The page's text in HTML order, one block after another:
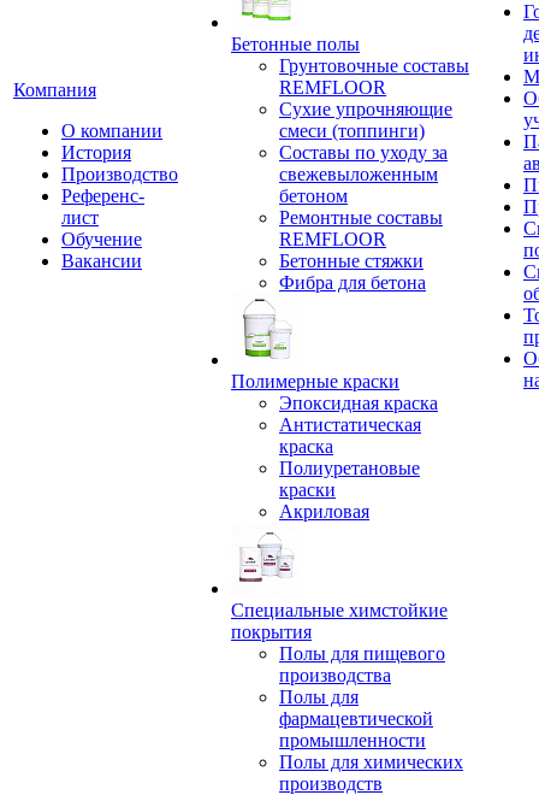
Компания
О компании
История
Производство
Референс-
лист
Обучение
Вакансии
Бетонные полы
Грунтовочные составы
REMFLOOR
Сухие упрочняющие
смеси (топпинги)
Составы по уходу за
свежевыложенным
бетоном
Ремонтные составы
REMFLOOR
Бетонные стяжки
Фибра для бетона
Полимерные краски
Эпоксидная краска
Антистатическая
краска
Полиуретановые
краски
Акриловая
Специальные химстойкие
покрытия
Полы для пищевого
производства
Полы для
фармацевтической
промышленности
Полы для химических
производств